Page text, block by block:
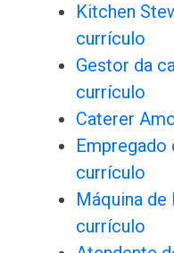
Kitchen
currículo
Gestor da
currículo
Caterer
Empregado
currículo
Máquina
currículo